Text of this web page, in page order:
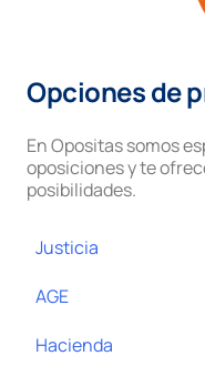
Opciones de
En Opositas somos
oposiciones y te
posibilidades.
Justicia
AGE
Hacienda